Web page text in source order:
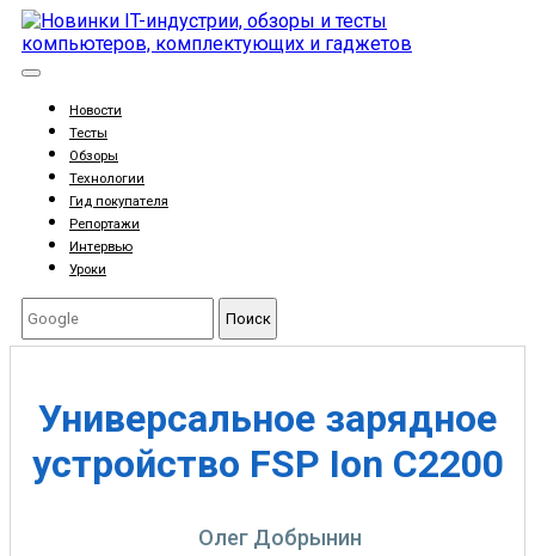
Новости
Тесты
Обзоры
Технологии
Гид покупателя
Репортажи
Интервью
Уроки
Поиск
Универсальное зарядное
устройство FSP Ion C2200
Олег Добрынин